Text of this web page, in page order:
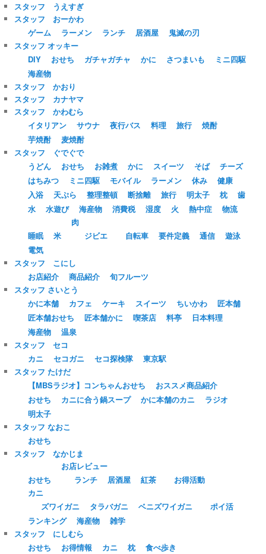
スタッフ うえすぎ
スタッフ おーかわ
ゲーム
ラーメン ランチ 居酒屋
鬼滅の刃
スタッフ オッキー
DIY
おせち ガチャガチャ かに さつまいも
ミニ四駆
海産物
スタッフ かおり
スタッフ カナヤマ
スタッフ かわむら
イタリアン
サウナ 夜行バス 料理 旅行
焼酎
芋焼酎
麦焼酎
スタッフ ぐでぐで
うどん
おせち お雑煮 かに スイーツ そば
チーズ
はちみつ
ミニ四駆 モバイル ラーメン 休み
健康
入浴
天ぷら 整理整頓 断捨離 旅行 明太子 枕
歯
水
水遊び 海産物 消費税 湿度 火 熱中症 物流
睡眠 米
肉
ジビエ
自転車 要件定義 通信
遊泳
電気
スタッフ こにし
お店紹介
商品紹介
旬フルーツ
スタッフ さいとう
かに本舗
カフェ ケーキ スイーツ ちいかわ
匠本舗
匠本舗おせち
匠本舗かに 喫茶店 料亭
日本料理
海産物
温泉
スタッフ セコ
カニ
セコガニ セコ探検隊
東京駅
スタッフ たけだ
【MBSラジオ】コンちゃんおせち
おススメ商品紹介
おせち
カニに合う鍋スープ かに本舗のカニ
ラジオ
明太子
スタッフ なおこ
おせち
スタッフ なかじま
おせち
お店レビュー
ランチ
居酒屋 紅茶
お得活動
カニ
ズワイガニ
タラバガニ ベニズワイガニ
ポイ活
ランキング
海産物
雑学
スタッフ にしむら
おせち
お得情報 カニ 枕
食べ歩き